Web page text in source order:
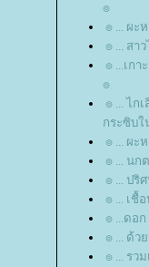
๏
๏ ... ผะ
๏ ... สา
๏ ...เกา
๏
๏ ... ไก
กระซิบใ
๏ ... ผะ
๏ ... นก
๏ ... ปริ
๏ ... เชื้
๏ ...ดอก
๏ ... ด้ว
๏ ... รว